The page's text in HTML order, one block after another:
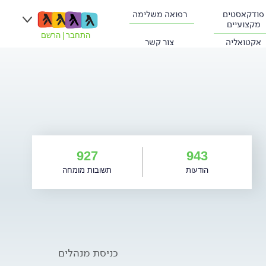
פודקאסטים
מקצועיים
רפואה משלימה
אקטואליה צור קשר
התחבר הרשם
943
הודעות
927
תשובות מומחה
כניסת מנהלים